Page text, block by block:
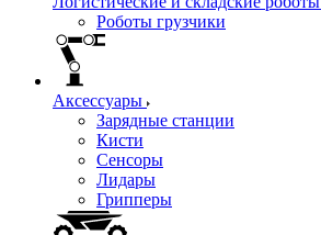
Роботы грузчики
Аксессуары
Зарядные станции
Кисти
Сенсоры
Лидары
Грипперы